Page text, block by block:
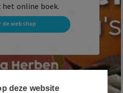
deze website
online boek.
de webshop